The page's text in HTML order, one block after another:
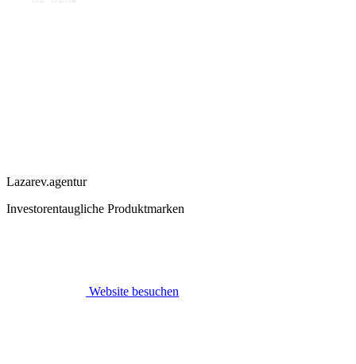
Lazarev.agentur
Investorentaugliche Produktmarken
Website besuchen